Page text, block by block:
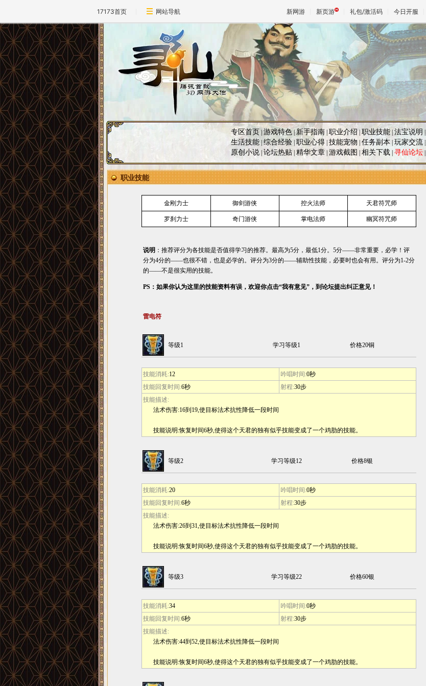
17173首页 网站导航 新网游 新页游 礼包/激活码 今日开服
专区首页 |游戏特色 |新手指南 职业介绍| 职业技能 |法宝说明
生活技能|综合经验 职业心得 技能宠物 任务副本 玩家交流
原创小说 论坛热贴 精华文章 游戏截图 相关下载 寻仙论坛
职业技能
金刚力士 御剑游侠 控火法师 天君符咒师
罗刹力士 奇门游侠 掌电法师 幽冥符咒师
说明 ：推荐评分为各技能是否值得学习的推荐。最高为5分，最低1分。5分――非常重要，必学！评
分为4分的――也很不错，也是必学的。评分为3分的――辅助性技能，必要时也会有用。评分为1-2分
的――不是很实用的技能。
PS：如果你认为这里的技能资料有误，欢迎你点击“我有意见”，到论坛提出纠正意见！
雷电符
等级1 学习等级1 价格20铜
技能消耗:12 吟唱时间:0秒
技能回复时间:6秒 射程:30步
技能描述:
法术伤害:16到19,使目标法术抗性降低一段时间
技能说明:恢复时间6秒,使得这个天君的独有似乎技能变成了一个鸡肋的技能。
等级2 学习等级12 价格8银
技能消耗:20 吟唱时间:0秒
技能回复时间:6秒 射程:30步
技能描述:
法术伤害:26到31,使目标法术抗性降低一段时间
技能说明:恢复时间6秒,使得这个天君的独有似乎技能变成了一个鸡肋的技能。
等级3 学习等级22 价格60银
技能消耗:34 吟唱时间:0秒
技能回复时间:6秒 射程:30步
技能描述:
法术伤害:44到52,使目标法术抗性降低一段时间
技能说明:恢复时间6秒,使得这个天君的独有似乎技能变成了一个鸡肋的技能。